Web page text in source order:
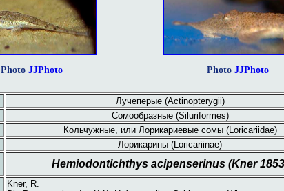
Photo JJPhoto Photo JJPhoto
Лучеперые (Actinopterygii)
Сомообразные (Siluriformes)
Кольчужные, или Лорикариевые сомы (Loricariidae)
Лорикарины (Loricariinae)
Hemiodontichthys acipenserinus (Kner
Kner, R.